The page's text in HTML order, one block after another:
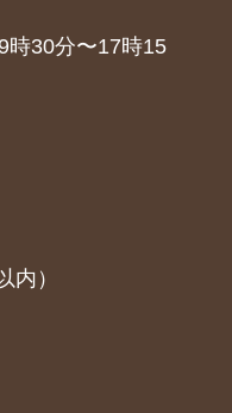
30分〜17時15
）